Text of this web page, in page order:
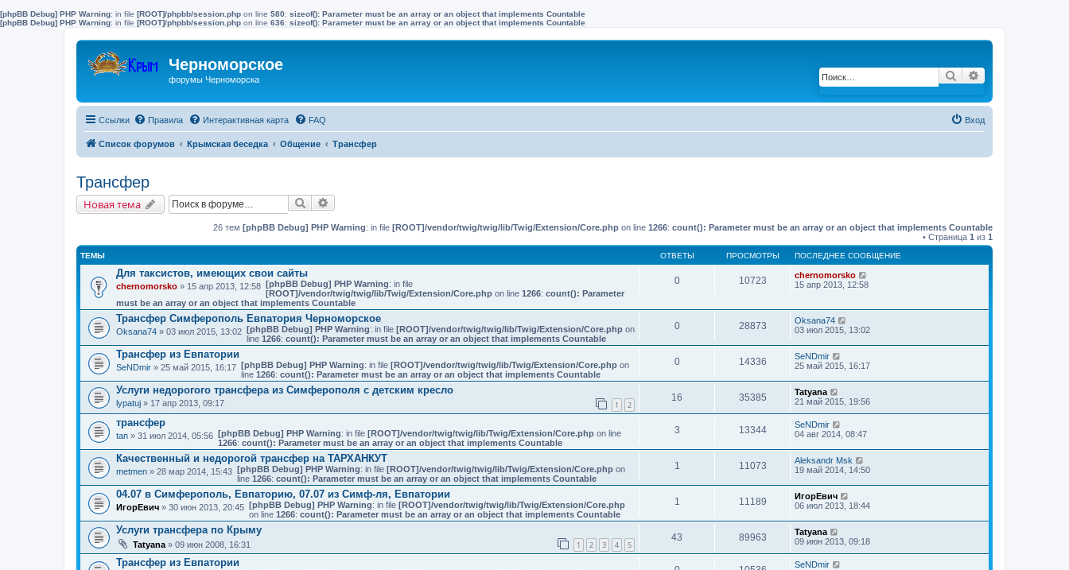
[phpBB Debug] PHP Warning: in file [ROOT]/phpbb/session.php on line 580: sizeof(): Parameter must be an array or an object that implements Countable
[phpBB Debug] PHP Warning: in file [ROOT]/phpbb/session.php on line 636: sizeof(): Parameter must be an array or an object that implements Countable
Черноморское
форумы Черноморска Поиск
Ссылки Правила Интерактивная карта FAQ Вход
Список форумов Крымская беседка Общение Трансфер
Трансфер
Новая тема Поиск
26 тем [phpBB Debug] PHP Warning: in file [ROOT]/vendor/twig/twig/lib/Twig/Extension/Core.php on line 1266: count(): Parameter must be an array or an object that implements Countable
• Страница 1 из 1
ТЕМЫ ОТВЕТЫ ПРОСМОТРЫ ПОСЛЕДНЕЕ СООБЩЕНИЕ
Для таксистов, имеющих свои сайты
chernomorsko » 15 апр 2013, 12:58 [phpBB Debug] PHP Warning: in file
[ROOT]/vendor/twig/twig/lib/Twig/Extension/Core.phpon line 1266: count(): Parameter
must be an array or an object that implements Countable
0 10723
chernomorsko
15 апр 2013, 12:58
Трансфер Симферополь Евпатория Черноморское
Oksana74 » 03 июл 2015, 13:02 [phpBB Debug] PHP Warning: in file [ROOT]/vendor/twig/twig/lib/Twig/Extension/Core.phpon
line 1266: count(): Parameter must be an array or an object that implements Countable
0 28873
Oksana74
03 июл 2015, 13:02
Трансфер из Евпатории
SeNDmir » 25 май 2015, 16:17 [phpBB Debug] PHP Warning: in file [ROOT]/vendor/twig/twig/lib/Twig/Extension/Core.phpon
line 1266: count(): Parameter must be an array or an object that implements Countable
0 14336
SeNDmir
25 май 2015, 16:17
Услуги недорогого трансфера из Симферополя с детским кресло
lypatuj » 17 апр 2013, 09:17 1 2
16 35385
Tatyana
21 май 2015, 19:56
трансфер
tan » 31 июл 2014, 05:56 [phpBB Debug] PHP Warning: in file [ROOT]/vendor/twig/twig/lib/Twig/Extension/Core.phpon line
1266: count(): Parameter must be an array or an object that implements Countable
3 13344
SeNDmir
04 авг 2014, 08:47
Качественный и недорогой трансфер на ТАРХАНКУТ
metmen » 28 мар 2014, 15:43 [phpBB Debug] PHP Warning: in file [ROOT]/vendor/twig/twig/lib/Twig/Extension/Core.phpon
line 1266: count(): Parameter must be an array or an object that implements Countable
1 11073
Aleksandr Msk
19 май 2014, 14:50
04.07 в Симферополь, Евпаторию, 07.07 из Симф-ля, Евпатории
ИгорЕвич » 30 июн 2013, 20:45 [phpBB Debug] PHP Warning: in file [ROOT]/vendor/twig/twig/lib/Twig/Extension/Core.php
on line 1266: count(): Parameter must be an array or an object that implements Countable
1 11189
ИгорЕвич
06 июл 2013, 18:44
Услуги трансфера по Крыму
Tatyana » 09 июн 2008, 16:31 1 2 3 4 5
43 89963
Tatyana
09 июн 2013, 09:18
Трансфер из Евпатории
SeNDmir